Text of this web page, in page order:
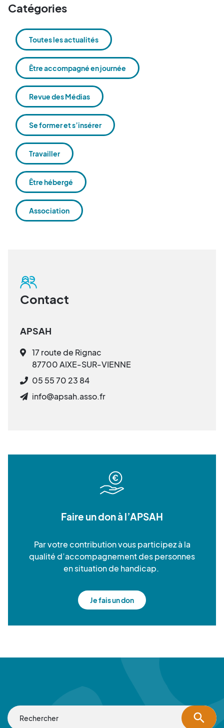
Catégories
Toutes les actualités
Être accompagné en journée
Revue des Médias
Se former et s’insérer
Travailler
Être hébergé
Association
Contact
APSAH
17 route de Rignac
87700 AIXE-SUR-VIENNE
05 55 70 23 84
info@apsah.asso.fr
Faire un don à l’APSAH
Par votre contribution vous participez à la
qualité d’accompagnement des personnes
en situation de handicap.
Je fais un don
search